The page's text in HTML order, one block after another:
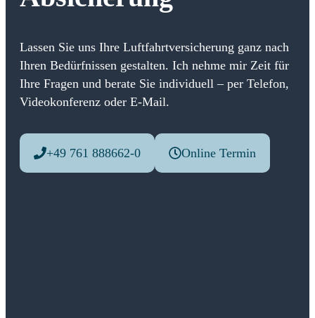
Lassen Sie uns Ihre Luftfahrtversicherung ganz nach
Ihren Bedürfnissen gestalten. Ich nehme mir Zeit für
Ihre Fragen und berate Sie individuell – per Telefon,
Videokonferenz oder E-Mail.
+49 761 888662-0 Online Termin